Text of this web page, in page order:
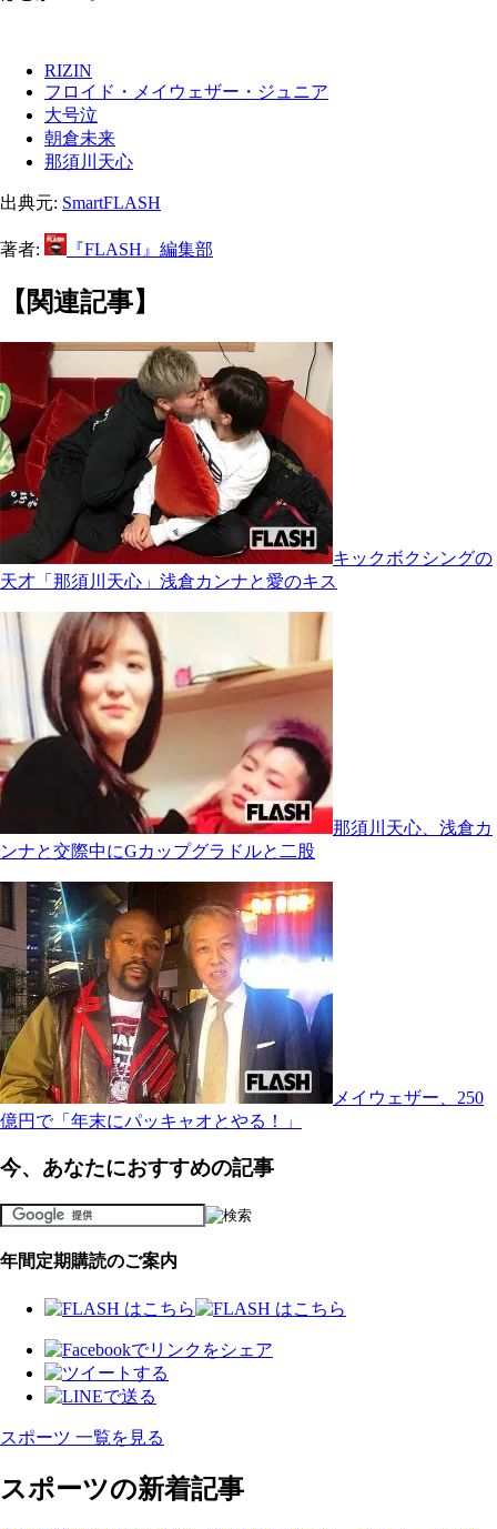
RIZIN
フロイド・メイウェザー・ジュニア
大号泣
朝倉未来
那須川天心
出典元: SmartFLASH
著者: 『FLASH』編集部
【関連記事】
キックボクシングの
天才「那須川天心」浅倉カンナと愛のキス
那須川天心、浅倉カ
ンナと交際中にGカップグラドルと二股
メイウェザー、250
億円で「年末にパッキャオとやる！」
今、あなたにおすすめの記事
年間定期購読のご案内
スポーツ 一覧を見る
スポーツの新着記事